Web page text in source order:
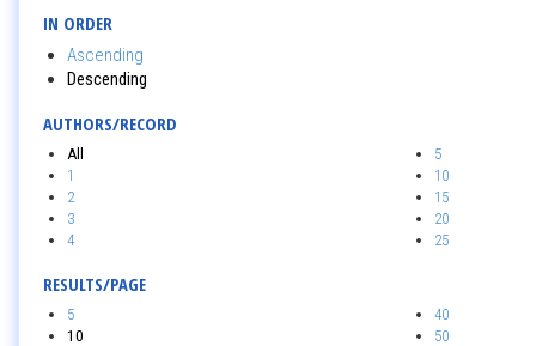
IN ORDER
Ascending
Descending
AUTHORS/RECORD
All
1
2
3
4
5
10
15
20
25
RESULTS/PAGE
5
10
40
50